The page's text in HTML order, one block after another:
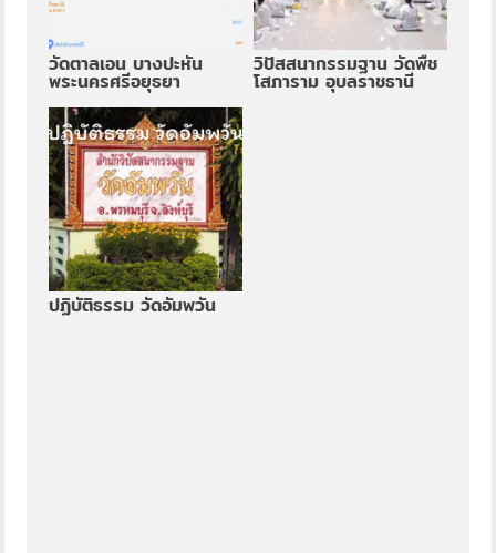
วัดตาลเอน บางปะหัน
พระนครศรีอยุธยา
วิปัสสนากรรมฐาน วัดพืช
โสภาราม อุบลราชธานี
ปฏิบัติธรรม วัดอัมพวัน